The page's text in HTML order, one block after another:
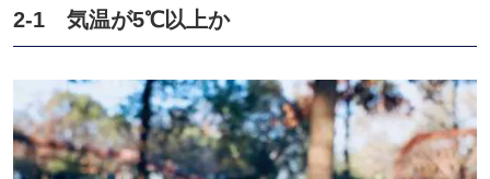
2-1 気温が5℃以上か